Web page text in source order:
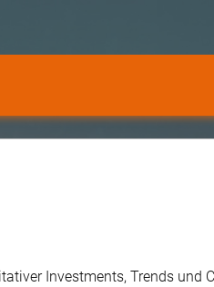
Investments, Trends und